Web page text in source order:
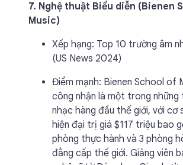
7. Nghệ thuật Biểu diễn (Bienen
Music)
Xếp hạng: Top 10 trường âm
(US News 2024)
Điểm mạnh: Bienen School of
công nhận là một trong những
nhạc hàng đầu thế giới, với cơ
hiện đại trị giá $117 triệu bao
phòng thực hành và 3 phòng
đẳng cấp thế giới. Giảng viên